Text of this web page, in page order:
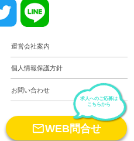
運営会社案内
個人情報保護方針
お問い合わせ
求人へのご応募は
こちらから
WEB問合せ